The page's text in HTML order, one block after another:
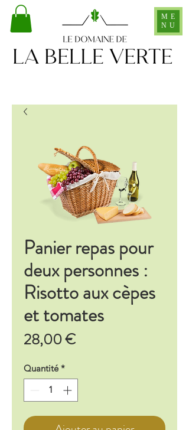
ME
NU
Panier repas pour
deux personnes :
Risotto aux cèpes
et tomates
28,00 €Prix
Quantité *